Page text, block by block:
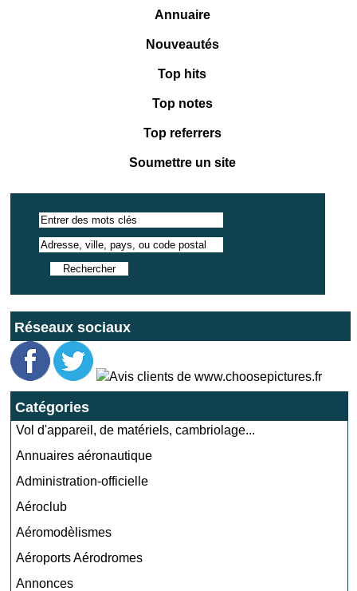
Annuaire
Nouveautés
Top hits
Top notes
Top referrers
Soumettre un site
Réseaux sociaux
Catégories
Vol d'appareil, de matériels, cambriolage...
Annuaires aéronautique
Administration-officielle
Aéroclub
Aéromodèlismes
Aéroports Aérodromes
Annonces